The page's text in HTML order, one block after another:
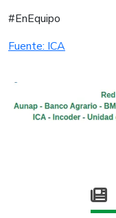
#EnEquipo​
Fuente: ICA​